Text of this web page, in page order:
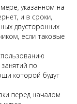
указанном на
и в сроки,
двусторонних
если таковые
по
которой будут
перед началом